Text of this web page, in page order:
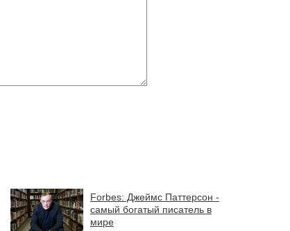
Forbes: Джеймс Паттерсон -
самый богатый писатель в
мире